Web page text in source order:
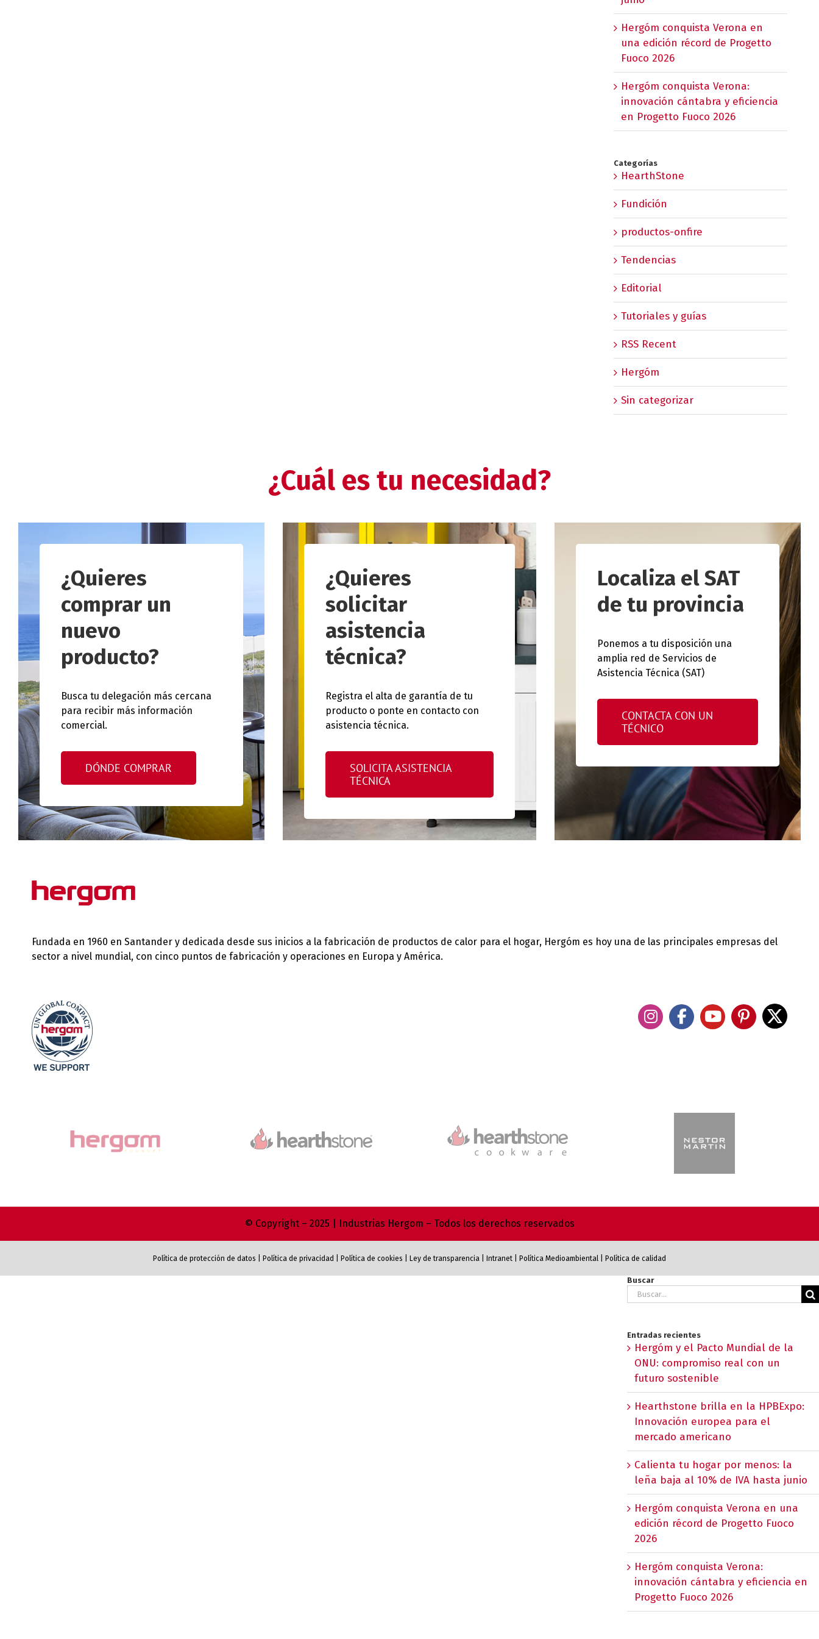
Hergóm conquista Verona en
una edición récord de Progetto
Fuoco 2026
Hergóm conquista Verona:
innovación cántabra y eficiencia
en Progetto Fuoco 2026
Categorías
HearthStone
Fundición
productos-onfire
Tendencias
Editorial
Tutoriales y guías
RSS Recent
Hergóm
Sin categorizar
¿Cuál es tu necesidad?
¿Quieres
comprar un
nuevo
producto?
Busca tu delegación más cercana
para recibir más información
comercial.
DÓNDE COMPRAR
¿Quieres
solicitar
asistencia
técnica?
Registra el alta de garantía de tu
producto o ponte en contacto con
asistencia técnica.
SOLICITA ASISTENCIA
TÉCNICA
Localiza el SAT
de tu provincia
Ponemos a tu disposición una
amplia red de Servicios de
Asistencia Técnica (SAT)
CONTACTA CON UN
TÉCNICO
Fundada en 1960 en Santander y dedicada desde sus inicios a la fabricación de productos de calor para el hogar, Hergóm es hoy una de las principales empresas del
sector a nivel mundial, con cinco puntos de fabricación y operaciones en Europa y América.
© Copyright – 2025 | Industrias Hergom – Todos los derechos reservados
Política de protección de datos Política de privacidad Política de cookies Ley de transparencia Intranet Política Medioambiental Política de calidad
Buscar
Buscar:
Entradas recientes
Hergóm y el Pacto Mundial de la
ONU: compromiso real con un
futuro sostenible
Hearthstone brilla en la HPBExpo:
Innovación europea para el
mercado americano
Calienta tu hogar por menos: la
leña baja al 10% de IVA hasta junio
Hergóm conquista Verona en una
edición récord de Progetto Fuoco
2026
Hergóm conquista Verona:
innovación cántabra y eficiencia en
Progetto Fuoco 2026